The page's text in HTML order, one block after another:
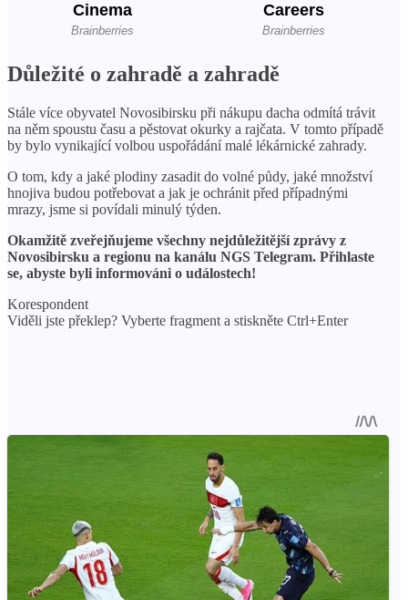
Důležité o zahradě a zahradě
Stále více obyvatel Novosibirsku při nákupu dacha odmítá trávit
na něm spoustu času a pěstovat okurky a rajčata. V tomto případě
by bylo vynikající volbou uspořádání malé lékárnické zahrady.
O tom, kdy a jaké plodiny zasadit do volné půdy, jaké množství
hnojiva budou potřebovat a jak je ochránit před případnými
mrazy, jsme si povídali minulý týden.
Okamžitě zveřejňujeme všechny nejdůležitější zprávy z
Novosibirsku a regionu na kanálu NGS Telegram. Přihlaste
se, abyste byli informováni o událostech!
Korespondent
Viděli jste překlep? Vyberte fragment a stiskněte Ctrl+Enter